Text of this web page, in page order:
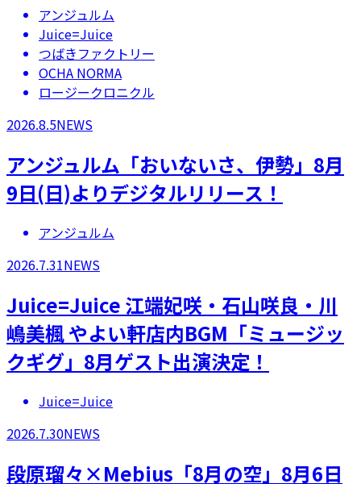
アンジュルム
Juice=Juice
つばきファクトリー
OCHA NORMA
ロージークロニクル
2026.8.5NEWS
アンジュルム「おいないさ、伊勢」8月
9日(日)よりデジタルリリース！
アンジュルム
2026.7.31NEWS
Juice=Juice 江端妃咲・石山咲良・川
嶋美楓 やよい軒店内BGM「ミュージッ
クギグ」8月ゲスト出演決定！
Juice=Juice
2026.7.30NEWS
段原瑠々×Mebius「8月の空」8月6日